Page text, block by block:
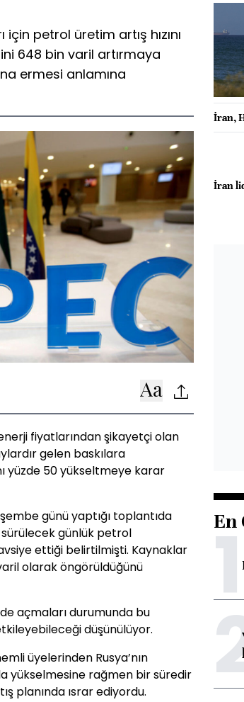
petrol üretim artış hızını
648 bin varil artırmaya
ermesi anlamına
fiyatlarından şikayetçi olan
gelen baskılara
yüzde 50 yükseltmeye karar
günü yaptığı toplantıda
sürülecek günlük petrol
ettiği belirtilmişti. Kaynaklar
olarak öngörüldüğünü
açmaları durumunda bu
düşünülüyor.
üyelerinden Rusya’nın
yükselmesine rağmen bir süredir
planında ısrar ediyordu.
İran,
İran
En
1